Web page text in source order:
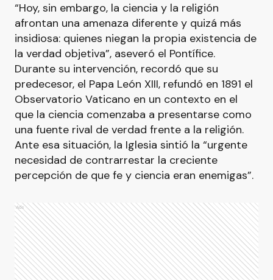
“Hoy, sin embargo, la ciencia y la religión
afrontan una amenaza diferente y quizá más
insidiosa: quienes niegan la propia existencia de
la verdad objetiva”, aseveró el Pontífice.
Durante su intervención, recordó que su
predecesor, el Papa León XIII, refundó en 1891 el
Observatorio Vaticano en un contexto en el
que la ciencia comenzaba a presentarse como
una fuente rival de verdad frente a la religión.
Ante esa situación, la Iglesia sintió la “urgente
necesidad de contrarrestar la creciente
percepción de que fe y ciencia eran enemigas”.
Ads